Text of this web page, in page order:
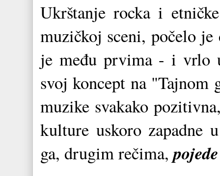
Ukrštanje rocka i
muzičkoj sceni, počelo
je među prvima - i vrlo
svoj koncept na "Tajnom
muzike svakako
kulture uskoro zapadne
ga, drugim rečima,